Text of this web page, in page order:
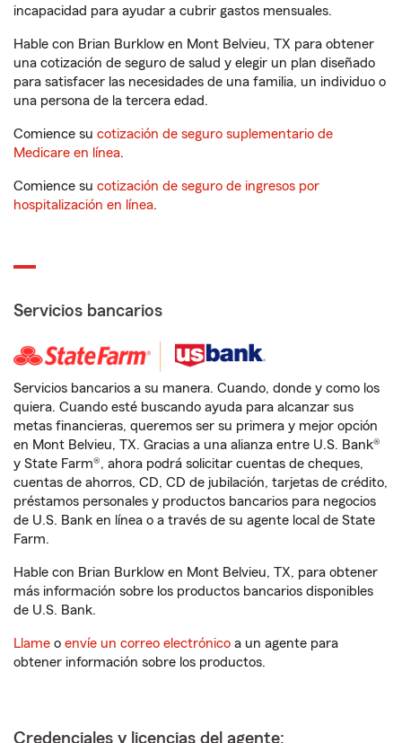
incapacidad para ayudar a cubrir gastos mensuales.
Hable con Brian Burklow en Mont Belvieu, TX para obtener
una cotización de seguro de salud y elegir un plan diseñado
para satisfacer las necesidades de una familia, un individuo o
una persona de la tercera edad.
Comience su cotización de seguro suplementario de
Medicare en línea.
Comience su cotización de seguro de ingresos por
hospitalización en línea.
Servicios bancarios
Servicios bancarios a su manera. Cuando, donde y como los
quiera. Cuando esté buscando ayuda para alcanzar sus
metas financieras, queremos ser su primera y mejor opción
en Mont Belvieu, TX. Gracias a una alianza entre U.S. Bank®
y State Farm®, ahora podrá solicitar cuentas de cheques,
cuentas de ahorros, CD, CD de jubilación, tarjetas de crédito,
préstamos personales y productos bancarios para negocios
de U.S. Bank en línea o a través de su agente local de State
Farm.
Hable con Brian Burklow en Mont Belvieu, TX, para obtener
más información sobre los productos bancarios disponibles
de U.S. Bank.
Llame o envíe un correo electrónico a un agente para
obtener información sobre los productos.
Credenciales y licencias del agente: